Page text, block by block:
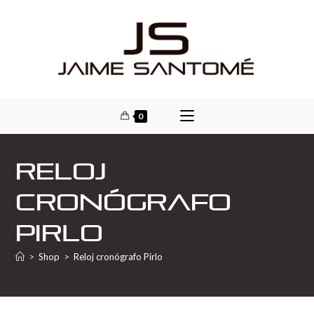
0
Reloj
cronógrafo
Pirlo
> Shop > Reloj cronógrafo Pirlo